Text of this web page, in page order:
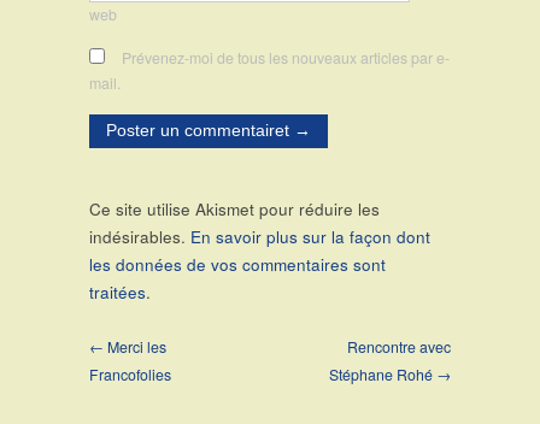
web
Prévenez-moi de tous les nouveaux articles par e-
mail.
Ce site utilise Akismet pour réduire les
indésirables. En savoir plus sur la façon dont
les données de vos commentaires sont
traitées.
← Merci les
Francofolies
Rencontre avec
Stéphane Rohé →